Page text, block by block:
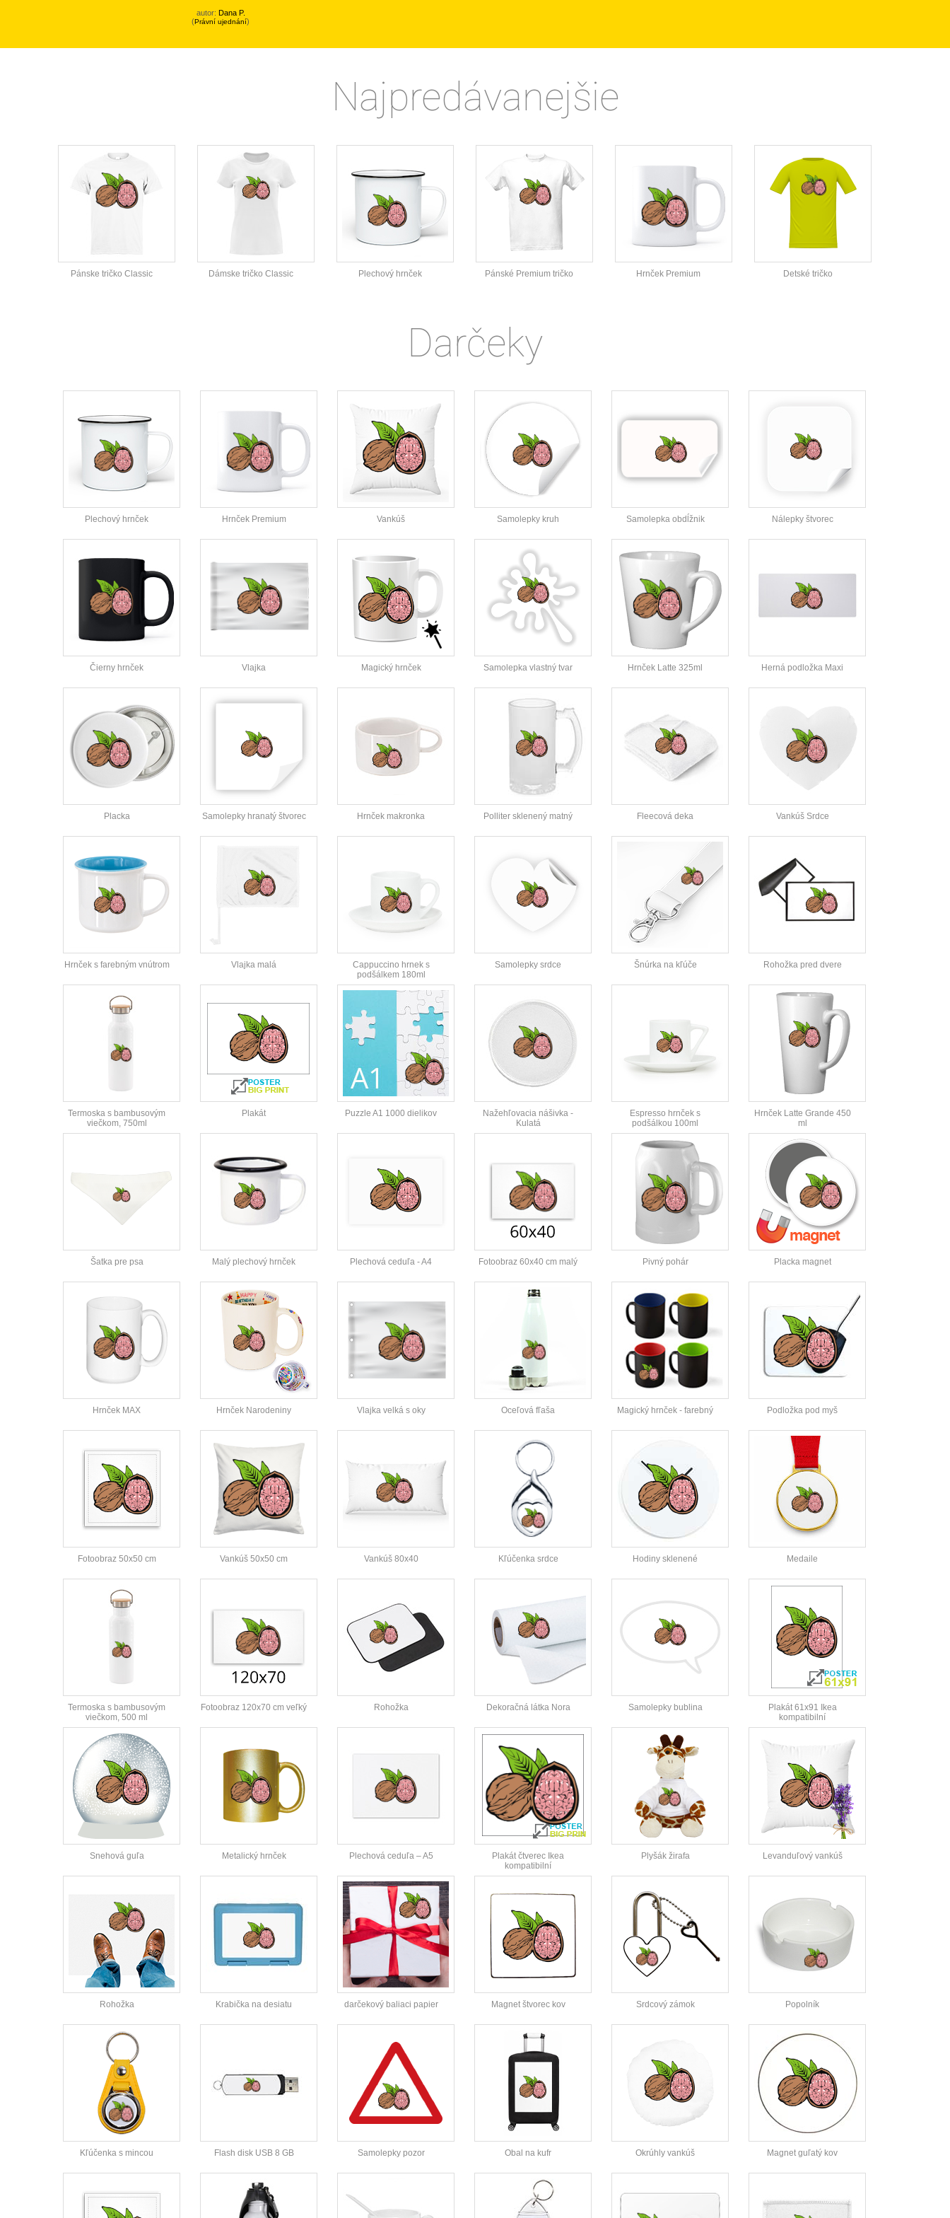
autor: Dana P.
(Právní ujednání)
Najpredávanejšie
Pánske tričko Classic Dámske tričko Classic Plechový hrnček Pánské Premium tričko Hrnček Premium Detské tričko
Darčeky
Plechový hrnček Hrnček Premium Vankúš Samolepky kruh Samolepka obdĺžnik Nálepky štvorec
Čierny hrnček Vlajka Magický hrnček Samolepka vlastný tvar Hrnček Latte 325ml Herná podložka Maxi
Placka Samolepky hranatý štvorec Hrnček makronka Polliter sklenený matný Fleecová deka Vankúš Srdce
Hrnček s farebným vnútrom Vlajka malá
Cappuccino hrnek s
podšálkem 180ml
Samolepky srdce Šnúrka na kľúče Rohožka pred dvere
Termoska s bambusovým
viečkom, 750ml
Plakát Puzzle A1 1000 dielikov
Nažehľovacia nášivka -
Kulatá
Espresso hrnček s
podšálkou 100ml
Hrnček Latte Grande 450
ml
Šatka pre psa Malý plechový hrnček Plechová ceduľa - A4 Fotoobraz 60x40 cm malý Pivný pohár Placka magnet
Hrnček MAX Hrnček Narodeniny Vlajka velká s oky Oceľová fľaša Magický hrnček - farebný Podložka pod myš
Fotoobraz 50x50 cm Vankúš 50x50 cm Vankúš 80x40 Kľúčenka srdce Hodiny sklenené Medaile
Termoska s bambusovým
viečkom, 500 ml
Fotoobraz 120x70 cm veľký Rohožka Dekoračná látka Nora Samolepky bublina
Plakát 61x91 Ikea
kompatibilní
Snehová guľa Metalický hrnček Plechová ceduľa – A5
Plakát čtverec Ikea
kompatibilní
Plyšák žirafa Levanduľový vankúš
Rohožka Krabička na desiatu darčekový baliaci papier Magnet štvorec kov Srdcový zámok Popolník
Kľúčenka s mincou Flash disk USB 8 GB Samolepky pozor Obal na kufr Okrúhly vankúš Magnet guľatý kov